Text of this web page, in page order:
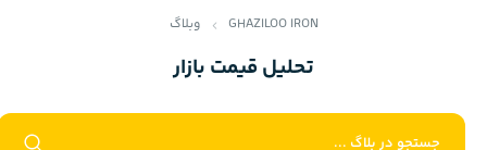
GHAZILOO IRON وبلاگ
تحلیل قیمت بازار